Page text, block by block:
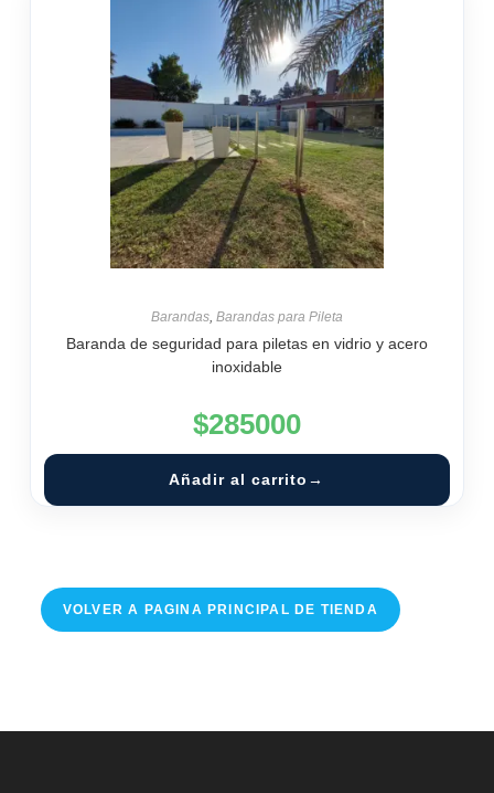
Barandas, Barandas para Pileta
Baranda de seguridad para piletas en vidrio y acero
inoxidable
$285000
Añadir al carrito
VOLVER A PAGINA PRINCIPAL DE TIENDA